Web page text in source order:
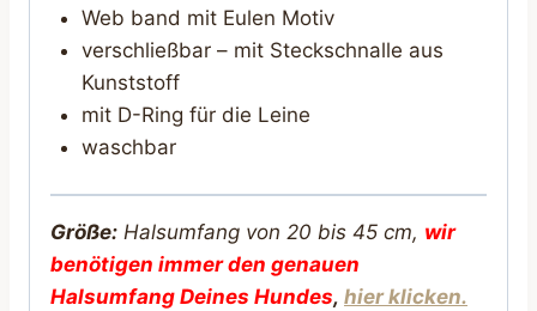
Web band mit Eulen Motiv
verschließbar – mit Steckschnalle aus
Kunststoff
mit D-Ring für die Leine
waschbar
Größe: Halsumfang von 20 bis 45 cm, wir
benötigen immer den genauen
Halsumfang Deines Hundes, hier klicken.